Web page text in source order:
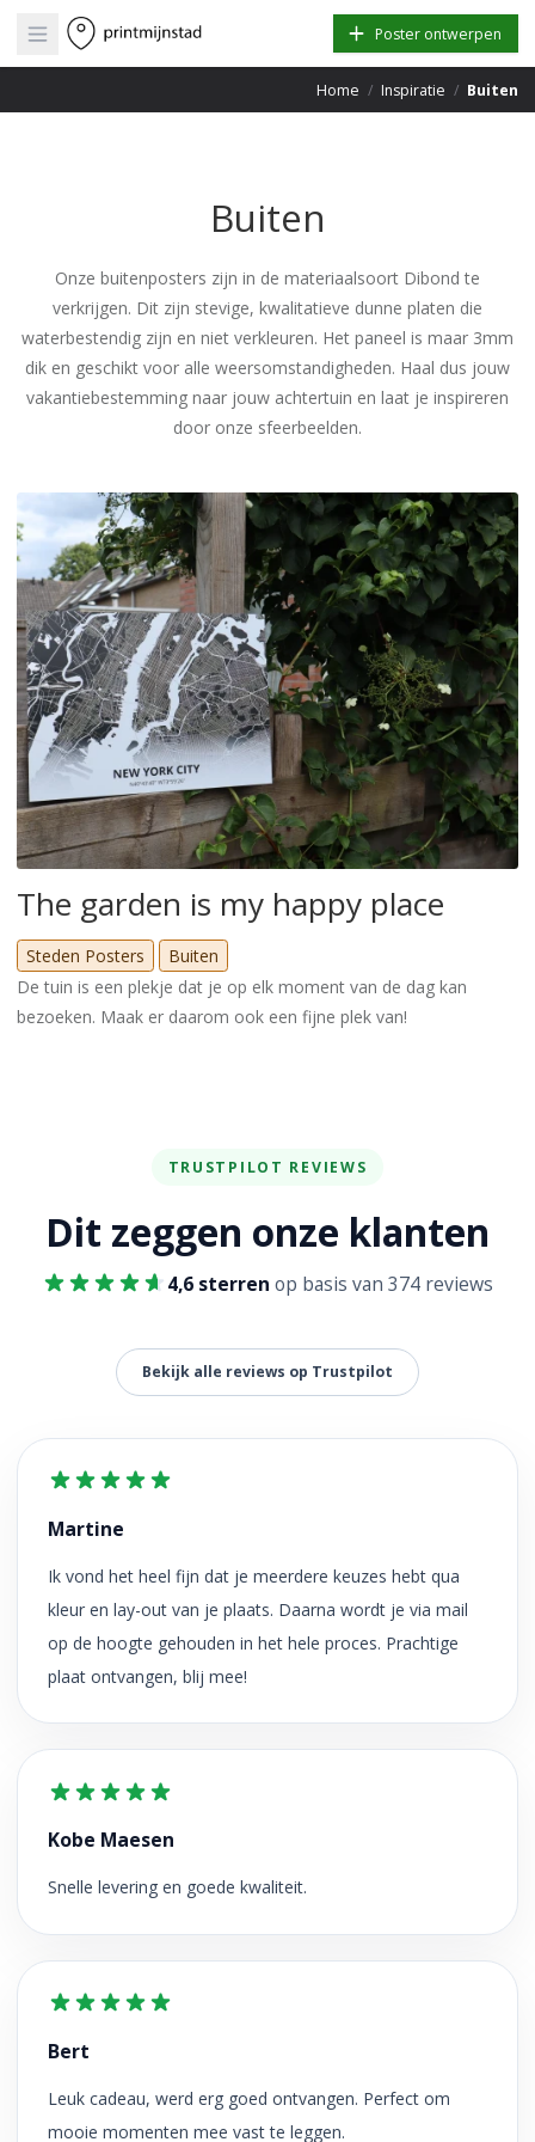
Open main menu Poster ontwerpen
Home / Inspiratie / Buiten
Buiten
Onze buitenposters zijn in de materiaalsoort Dibond te
verkrijgen. Dit zijn stevige, kwalitatieve dunne platen die
waterbestendig zijn en niet verkleuren. Het paneel is maar 3mm
dik en geschikt voor alle weersomstandigheden. Haal dus jouw
vakantiebestemming naar jouw achtertuin en laat je inspireren
door onze sfeerbeelden.
The garden is my happy place
Steden Posters
Buiten
De tuin is een plekje dat je op elk moment van de dag kan
bezoeken. Maak er daarom ook een fijne plek van!
TRUSTPILOT REVIEWS
Dit zeggen onze klanten
4,6 sterren op basis van 374 reviews
Bekijk alle reviews op Trustpilot
Martine
Ik vond het heel fijn dat je meerdere keuzes hebt qua
kleur en lay-out van je plaats. Daarna wordt je via mail
op de hoogte gehouden in het hele proces. Prachtige
plaat ontvangen, blij mee!
Kobe Maesen
Snelle levering en goede kwaliteit.
Bert
Leuk cadeau, werd erg goed ontvangen. Perfect om
mooie momenten mee vast te leggen.